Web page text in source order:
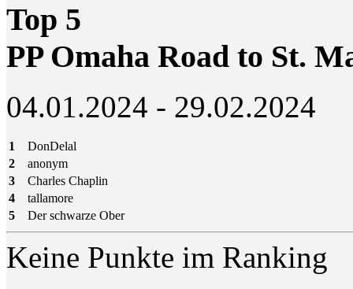
Top 5
PP Omaha Road to St.
04.01.2024 - 29.02.2024
1
DonDelal
2
anonym
3
Charles Chaplin
4
tallamore
5
Der schwarze Ober
Keine Punkte im Ranking